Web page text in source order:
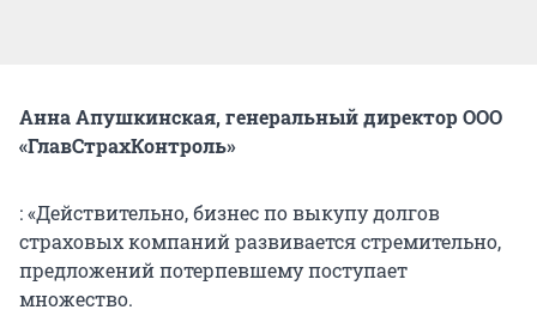
Анна Апушкинская, генеральный директор ООО
«ГлавСтрахКонтроль»
: «Действительно, бизнес по выкупу долгов
страховых компаний развивается стремительно,
предложений потерпевшему поступает
множество.